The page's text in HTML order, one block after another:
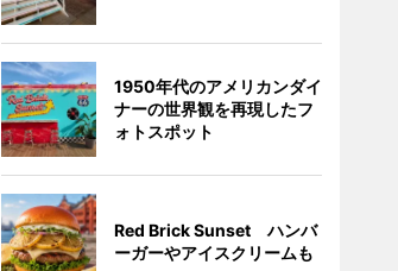
1950年代のアメリカンダイ
ナーの世界観を再現したフ
ォトスポット
Red Brick Sunset ハンバ
ーガーやアイスクリームも